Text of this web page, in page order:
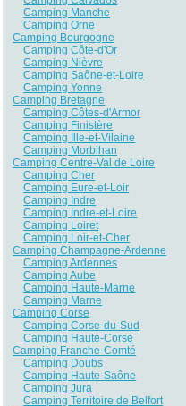
Camping Manche
Camping Orne
Camping Bourgogne
Camping Côte-d'Or
Camping Nièvre
Camping Saône-et-Loire
Camping Yonne
Camping Bretagne
Camping Côtes-d'Armor
Camping Finistère
Camping Ille-et-Vilaine
Camping Morbihan
Camping Centre-Val de Loire
Camping Cher
Camping Eure-et-Loir
Camping Indre
Camping Indre-et-Loire
Camping Loiret
Camping Loir-et-Cher
Camping Champagne-Ardenne
Camping Ardennes
Camping Aube
Camping Haute-Marne
Camping Marne
Camping Corse
Camping Corse-du-Sud
Camping Haute-Corse
Camping Franche-Comté
Camping Doubs
Camping Haute-Saône
Camping Jura
Camping Territoire de Belfort